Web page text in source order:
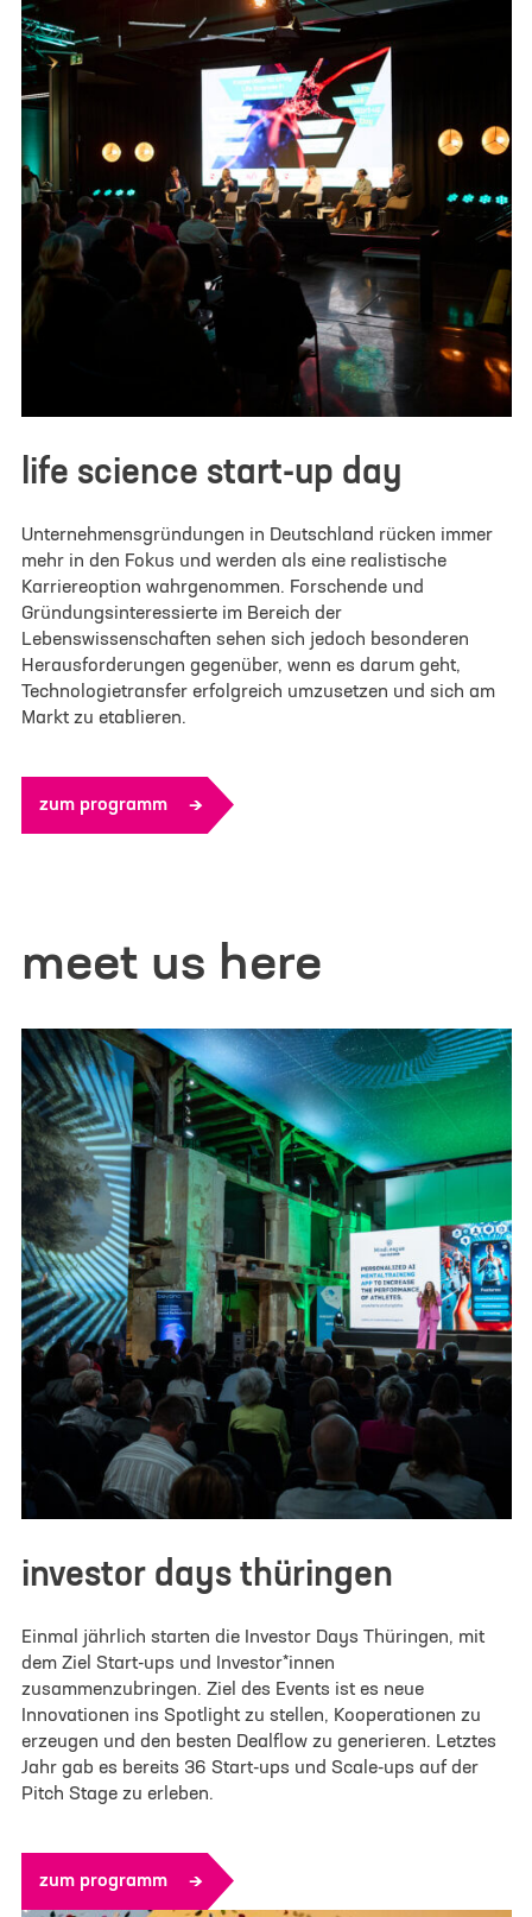
life science start-up day
Unternehmensgründungen in Deutschland rücken immer
mehr in den Fokus und werden als eine realistische
Karriereoption wahrgenommen. Forschende und
Gründungsinteressierte im Bereich der
Lebenswissenschaften sehen sich jedoch besonderen
Herausforderungen gegenüber, wenn es darum geht,
Technologietransfer erfolgreich umzusetzen und sich am
Markt zu etablieren.
zum programm
meet us here
investor days thüringen
Einmal jährlich starten die Investor Days Thüringen, mit
dem Ziel Start-ups und Investor*innen
zusammenzubringen. Ziel des Events ist es neue
Innovationen ins Spotlight zu stellen, Kooperationen zu
erzeugen und den besten Dealflow zu generieren. Letztes
Jahr gab es bereits 36 Start-ups und Scale-ups auf der
Pitch Stage zu erleben.
zum programm